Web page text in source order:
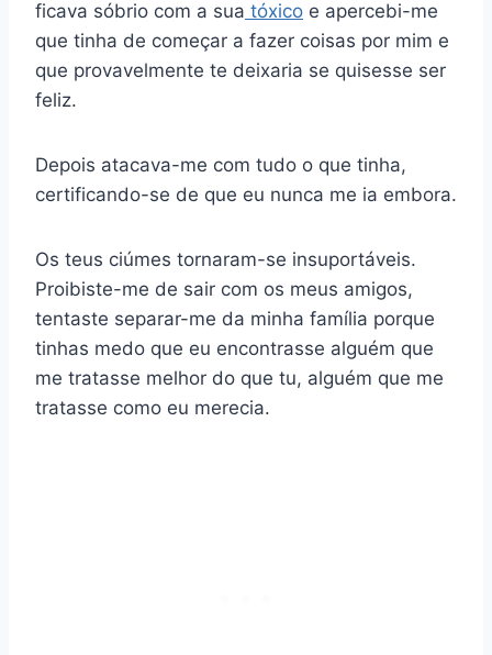
ficava sóbrio com a sua tóxico e apercebi-me
que tinha de começar a fazer coisas por mim e
que provavelmente te deixaria se quisesse ser
feliz.
Depois atacava-me com tudo o que tinha,
certificando-se de que eu nunca me ia embora.
Os teus ciúmes tornaram-se insuportáveis.
Proibiste-me de sair com os meus amigos,
tentaste separar-me da minha família porque
tinhas medo que eu encontrasse alguém que
me tratasse melhor do que tu, alguém que me
tratasse como eu merecia.